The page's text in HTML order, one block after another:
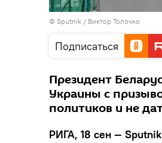
© Sputnik / Виктор Толочко
Подписаться
Президент
Украины с
политиков и не
РИГА, 18 сен ―